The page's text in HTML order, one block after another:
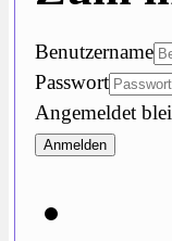
Benutzername
Passwort
Angemeldet
Anmelden